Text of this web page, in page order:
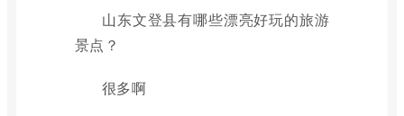
山东文登县有哪些漂亮好玩的旅游
景点？
很多啊